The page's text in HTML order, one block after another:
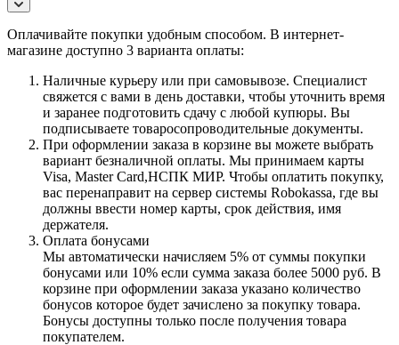
Оплачивайте покупки удобным способом. В интернет-
магазине доступно 3 варианта оплаты:
Наличные курьеру или при самовывозе. Специалист
свяжется с вами в день доставки, чтобы уточнить время
и заранее подготовить сдачу с любой купюры. Вы
подписываете товаросопроводительные документы.
При оформлении заказа в корзине вы можете выбрать
вариант безналичной оплаты. Мы принимаем карты
Visa, Master Card,НСПК МИР. Чтобы оплатить покупку,
вас перенаправит на сервер системы Robokassa, где вы
должны ввести номер карты, срок действия, имя
держателя.
Оплата бонусами
Мы автоматически начисляем 5% от суммы покупки
бонусами или 10% если сумма заказа более 5000 руб. В
корзине при оформлении заказа указано количество
бонусов которое будет зачислено за покупку товара.
Бонусы доступны только после получения товара
покупателем.